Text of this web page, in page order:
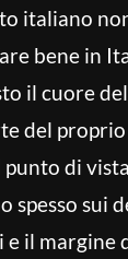
italiano
bene in
il cuore
del
di
spesso sui
il margine